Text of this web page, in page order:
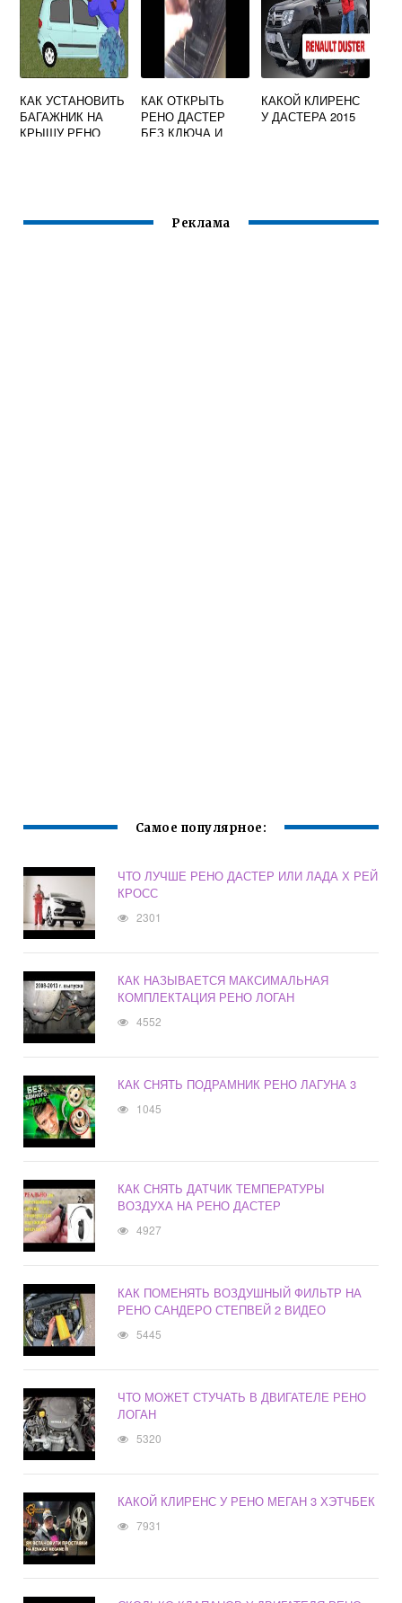
КАК УСТАНОВИТЬ
БАГАЖНИК НА
КРЫШУ РЕНО
КАК ОТКРЫТЬ
РЕНО ДАСТЕР
БЕЗ КЛЮЧА И
КАКОЙ КЛИРЕНС
У ДАСТЕРА 2015
Реклама
Самое популярное:
ЧТО ЛУЧШЕ РЕНО ДАСТЕР ИЛИ ЛАДА Х РЕЙ
КРОСС
2301
КАК НАЗЫВАЕТСЯ МАКСИМАЛЬНАЯ
КОМПЛЕКТАЦИЯ РЕНО ЛОГАН
4552
КАК СНЯТЬ ПОДРАМНИК РЕНО ЛАГУНА 3
1045
КАК СНЯТЬ ДАТЧИК ТЕМПЕРАТУРЫ
ВОЗДУХА НА РЕНО ДАСТЕР
4927
КАК ПОМЕНЯТЬ ВОЗДУШНЫЙ ФИЛЬТР НА
РЕНО САНДЕРО СТЕПВЕЙ 2 ВИДЕО
5445
ЧТО МОЖЕТ СТУЧАТЬ В ДВИГАТЕЛЕ РЕНО
ЛОГАН
5320
КАКОЙ КЛИРЕНС У РЕНО МЕГАН 3 ХЭТЧБЕК
7931